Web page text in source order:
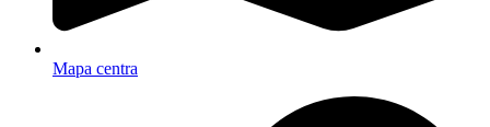
Mapa centra